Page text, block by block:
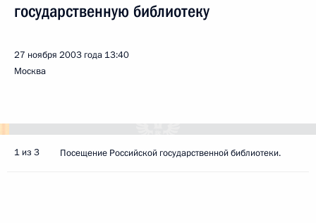
государственную библиотеку
27 ноября 2003 года 13:40
Москва
1 из 3 Посещение Российской государственной библиотеки.